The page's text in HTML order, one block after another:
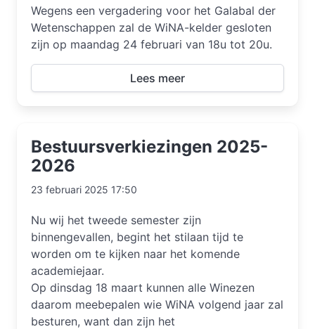
Wegens een vergadering voor het Galabal der
Wetenschappen zal de WiNA-kelder gesloten
zijn op maandag 24 februari van 18u tot 20u.
Lees meer
Bestuursverkiezingen 2025-
2026
23 februari 2025 17:50
Nu wij het tweede semester zijn
binnengevallen, begint het stilaan tijd te
worden om te kijken naar het komende
academiejaar.
Op dinsdag 18 maart kunnen alle Winezen
daarom meebepalen wie WiNA volgend jaar zal
besturen, want dan zijn het